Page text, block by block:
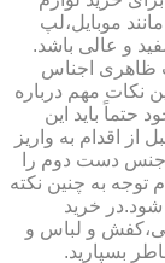
موبایل،لپ
و عالی باشد.
ظاهری اجناس
نکات مهم درباره
باید این
از اقدام به واریز
دست دوم را
توجه به چنین نکته
شود.در خرید
و لباس و
بسپارید.